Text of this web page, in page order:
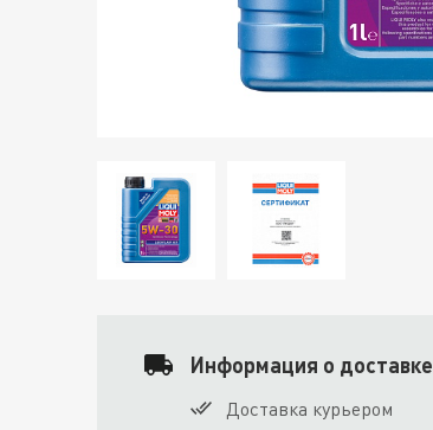
Информация о доставке
Доставка курьером